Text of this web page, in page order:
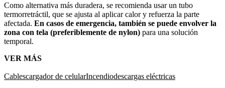
Como alternativa más duradera, se recomienda usar un tubo
termorretráctil, que se ajusta al aplicar calor y refuerza la parte
afectada. En casos de emergencia, también se puede envolver la
zona con tela (preferiblemente de nylon) para una solución
temporal.
VER MÁS
Cablescargador de celularIncendiodescargas eléctricas